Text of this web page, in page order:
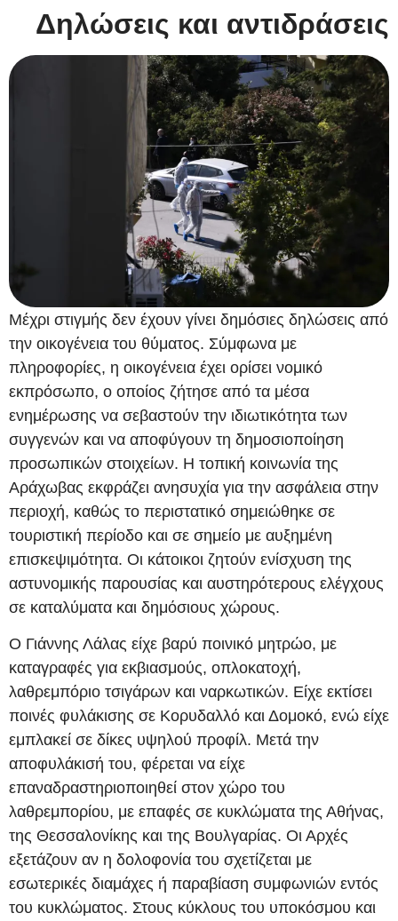
Δηλώσεις και αντιδράσεις
Μέχρι στιγμής δεν έχουν γίνει δημόσιες δηλώσεις από
την οικογένεια του θύματος. Σύμφωνα με
πληροφορίες, η οικογένεια έχει ορίσει νομικό
εκπρόσωπο, ο οποίος ζήτησε από τα μέσα
ενημέρωσης να σεβαστούν την ιδιωτικότητα των
συγγενών και να αποφύγουν τη δημοσιοποίηση
προσωπικών στοιχείων. Η τοπική κοινωνία της
Αράχωβας εκφράζει ανησυχία για την ασφάλεια στην
περιοχή, καθώς το περιστατικό σημειώθηκε σε
τουριστική περίοδο και σε σημείο με αυξημένη
επισκεψιμότητα. Οι κάτοικοι ζητούν ενίσχυση της
αστυνομικής παρουσίας και αυστηρότερους ελέγχους
σε καταλύματα και δημόσιους χώρους.
Ο Γιάννης Λάλας είχε βαρύ ποινικό μητρώο, με
καταγραφές για εκβιασμούς, οπλοκατοχή,
λαθρεμπόριο τσιγάρων και ναρκωτικών. Είχε εκτίσει
ποινές φυλάκισης σε Κορυδαλλό και Δομοκό, ενώ είχε
εμπλακεί σε δίκες υψηλού προφίλ. Μετά την
αποφυλάκισή του, φέρεται να είχε
επαναδραστηριοποιηθεί στον χώρο του
λαθρεμπορίου, με επαφές σε κυκλώματα της Αθήνας,
της Θεσσαλονίκης και της Βουλγαρίας. Οι Αρχές
εξετάζουν αν η δολοφονία του σχετίζεται με
εσωτερικές διαμάχες ή παραβίαση συμφωνιών εντός
του κυκλώματος. Στους κύκλους του υποκόσμου και